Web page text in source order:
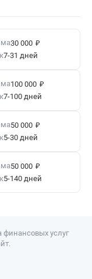
30 000 ₽
7-31 дней
100 000 ₽
7-100 дней
50 000 ₽
5-30 дней
50 000 ₽
5-140 дней
финансовых услуг